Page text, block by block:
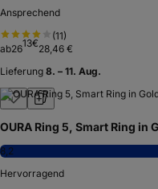
Ansprechend
(11)
ab2613€28,46 €
Lieferung 8. – 11. Aug.
OURA Ring 5, Smart Ring in
8,2
Hervorragend